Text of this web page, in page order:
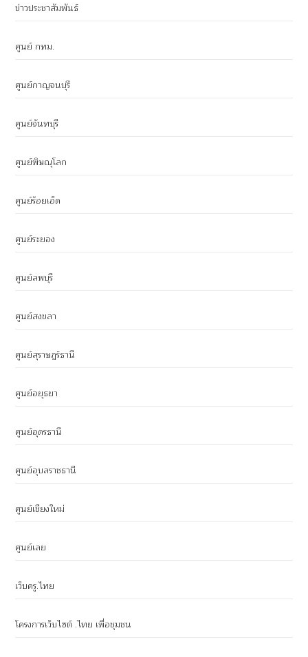
ข่าวประชาสัมพันธ์
ศูนย์ กทม.
ศูนย์กาญจนบุรี
ศูนย์จันทบุรี
ศูนย์พิษณุโลก
ศูนย์ร้อยเอ็ด
ศูนย์ระยอง
ศูนย์ลพบุรี
ศูนย์สงขลา
ศูนย์สุราษฎร์ธานี
ศูนย์อยุธยา
ศูนย์อุดรธานี
ศูนย์อุบลราชธานี
ศูนย์เชียงใหม่
ศูนย์เลย
เว็บครู.ไทย
โครงการเว็บไซต์ .ไทย เพื่อชุมชน